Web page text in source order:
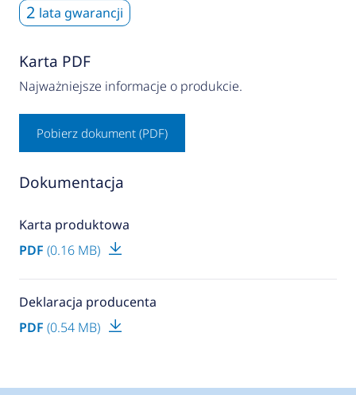
2 lata gwarancji
Karta PDF
Najważniejsze informacje o produkcie.
Pobierz dokument (PDF)
Dokumentacja
Karta produktowa
PDF (0.16 MB)
Deklaracja producenta
PDF (0.54 MB)